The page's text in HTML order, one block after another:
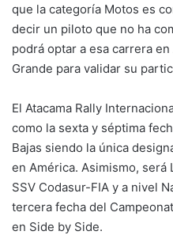
que la categoría Motos es
decir un piloto que no ha
podrá optar a esa carrera
Grande para validar su
El Atacama Rally
como la sexta y séptima
Bajas siendo la única
en América. Asimismo, será
SSV Codasur-FIA y a nivel
tercera fecha del
en Side by Side.